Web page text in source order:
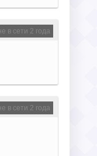
в сети 2 года
в сети 2 года